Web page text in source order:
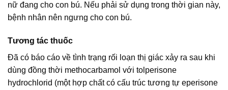
nữ đang cho con bú. Nếu phải sử dụng trong thời gian này,
bệnh nhân nên ngưng cho con bú.
Tương tác thuốc
Đã có báo cáo về tình trạng rối loạn thị giác xảy ra sau khi
dùng đồng thời methocarbamol với tolperisone
hydrochlorid (một hợp chất có cấu trúc tương tự eperisone